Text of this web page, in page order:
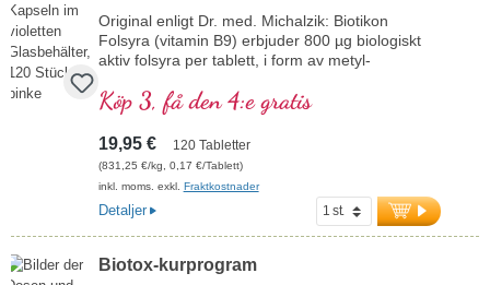
Original enligt Dr. med. Michalzik: Biotikon
Folsyra (vitamin B9) erbjuder 800 µg biologiskt
aktiv folsyra per tablett, i form av metyl­
väl av kroppen. Folsyra bidrar till normal
blodbildning och immunsystemets normala
funktion. Fri från alla tillsatser, förpackas
produkten i en aluminiumfri försegling. Tillverkad i
Tyskland enligt de högsta kvalitetsstandarderna.
mer information om folsyra
Köp 3, få den 4:e gratis
19,95 € 120 Tabletter
(831,25 €/kg, 0,17 €/Tablett)
inkl. moms. exkl. Fraktkostnader
Detaljer
Biotox-kurprogram